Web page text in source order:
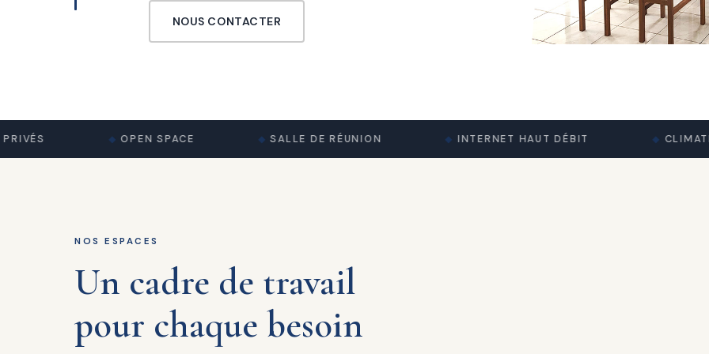
NOUS CONTACTER
OPEN SPACE SALLE DE RÉUNION INTERNET HAUT DÉBIT
NOS ESPACES
Un cadre de travail
pour chaque besoin